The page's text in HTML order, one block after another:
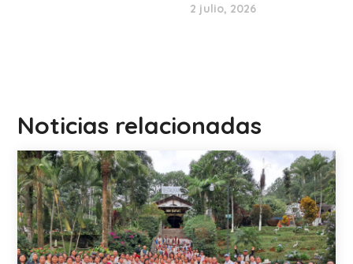
2 julio, 2026
Noticias relacionadas